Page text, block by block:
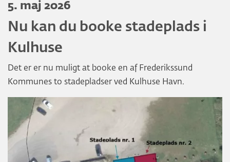
5. maj 2026
Nu kan du booke stadeplads i
Kulhuse
Det er er nu muligt at booke en af Frederikssund
Kommunes to stadepladser ved Kulhuse Havn.